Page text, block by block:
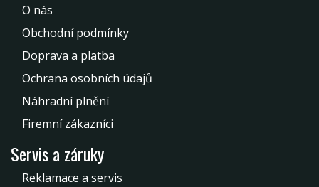
O nás
Obchodní podmínky
Doprava a platba
Ochrana osobních údajů
Náhradní plnění
Firemní zákazníci
Servis a záruky
Reklamace a servis